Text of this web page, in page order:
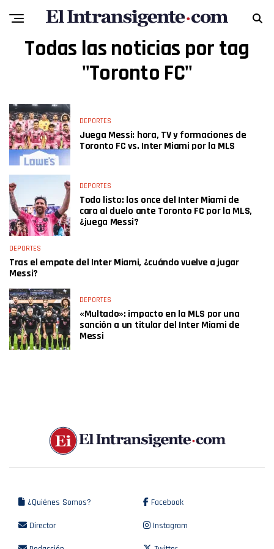
Todas las noticias por tag
"Toronto FC"
DEPORTES
Juega Messi: hora, TV y formaciones de
Toronto FC vs. Inter Miami por la MLS
DEPORTES
Todo listo: los once del Inter Miami de
cara al duelo ante Toronto FC por la MLS,
¿juega Messi?
DEPORTES
Tras el empate del Inter Miami, ¿cuándo vuelve a jugar
Messi?
DEPORTES
«Multado»: impacto en la MLS por una
sanción a un titular del Inter Miami de
Messi
¿Quiénes Somos?
Director
Facebook
Instagram